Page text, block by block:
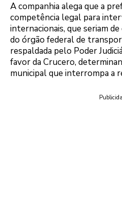
A companhia alega que a
competência legal para
internacionais, que seriam
do órgão federal de
respaldada pelo Poder
favor da Crucero,
municipal que interrompa a